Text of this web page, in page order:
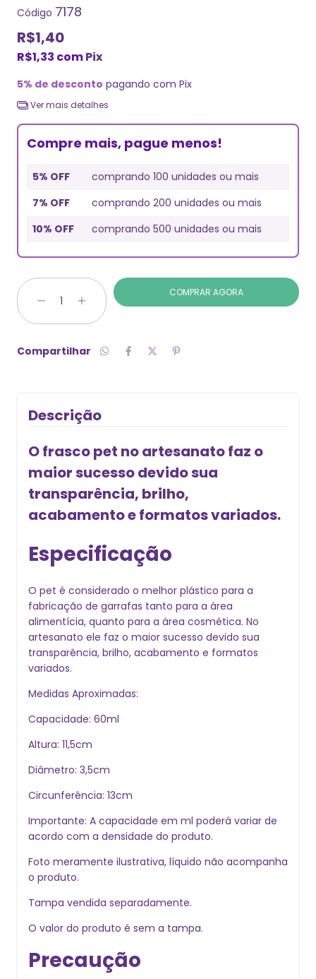
Código 7178
R$1,40
R$1,33 comPix
5% de desconto pagando com Pix
Ver mais detalhes
Compre mais, pague menos!
5% OFF
comprando 100 unidades ou mais
7% OFF
comprando 200 unidades ou mais
10% OFF
comprando 500 unidades ou mais
Compartilhar
Descrição
O frasco pet no artesanato faz o
maior sucesso devido sua
transparência, brilho,
acabamento e formatos variados.
Especificação
O pet é considerado o melhor plástico para a
fabricação de garrafas tanto para a área
alimentícia, quanto para a área cosmética. No
artesanato ele faz o maior sucesso devido sua
transparência, brilho, acabamento e formatos
variados.
Medidas Aproximadas:
Capacidade: 60ml
Altura: 11,5cm
Diâmetro: 3,5cm
Circunferência: 13cm
Importante: A capacidade em ml poderá variar de
acordo com a densidade do produto.
Foto meramente ilustrativa, líquido não acompanha
o produto.
Tampa vendida separadamente.
O valor do produto é sem a tampa.
Precaução